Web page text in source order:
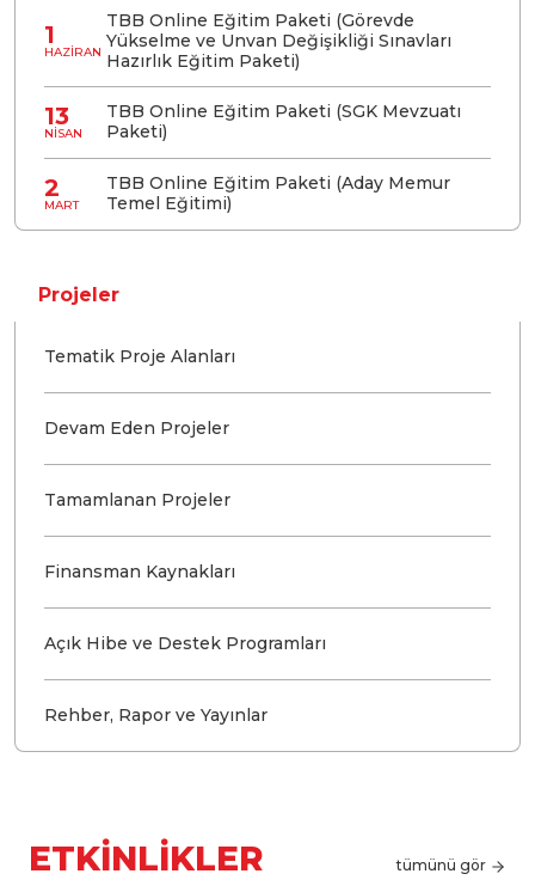
1
HAZIRAN
TBB Online Eğitim Paketi (Görevde
Yükselme ve Unvan Değişikliği Sınavları
Hazırlık Eğitim Paketi)
13
NISAN
TBB Online Eğitim Paketi (SGK Mevzuatı
Paketi)
2
MART
TBB Online Eğitim Paketi (Aday Memur
Temel Eğitimi)
Projeler
Tematik Proje Alanları
Devam Eden Projeler
Tamamlanan Projeler
Finansman Kaynakları
Açık Hibe ve Destek Programları
Rehber, Rapor ve Yayınlar
ETKINLIKLER tümünü gör